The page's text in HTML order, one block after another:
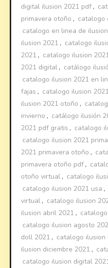
digital ilusion 2021 pdf ,
primavera otoño , catalogo
catalogo en linea de
ilusion 2021 , catalogo
2021 , catalogo ilusion
2021 digital , catálogo
catalogo ilusion 2021 en
fajas , catalogo ilusion
ilusion 2021 otoño ,
invierno , catálogo ilusión
2021 pdf gratis , catalogo
catalogo ilusion 2021
2021 primavera otoño ,
primavera otoño pdf ,
otoño virtual , catalogo
catalogo ilusion 2021 usa ,
virtual , catalogo ilusion
ilusion abril 2021 ,
catalogo ilusion agosto
doll 2021 , catalogo ilusion
ilusion diciembre 2021 ,
catalogo ilusion digital